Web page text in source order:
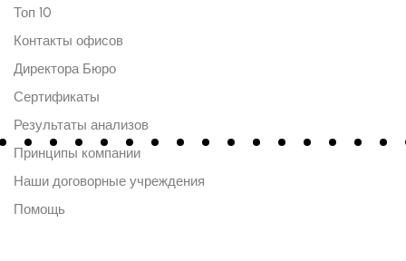
Топ 10
Контакты офисов
Директора Бюро
Сертификаты
Результаты анализов
Принципы компании
Наши договорные учреждения
Помощь